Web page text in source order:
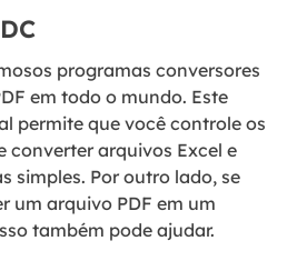
programas conversores
em todo o mundo. Este
permite que você controle os
converter arquivos Excel e
simples. Por outro lado, se
um arquivo PDF em um
também pode ajudar.